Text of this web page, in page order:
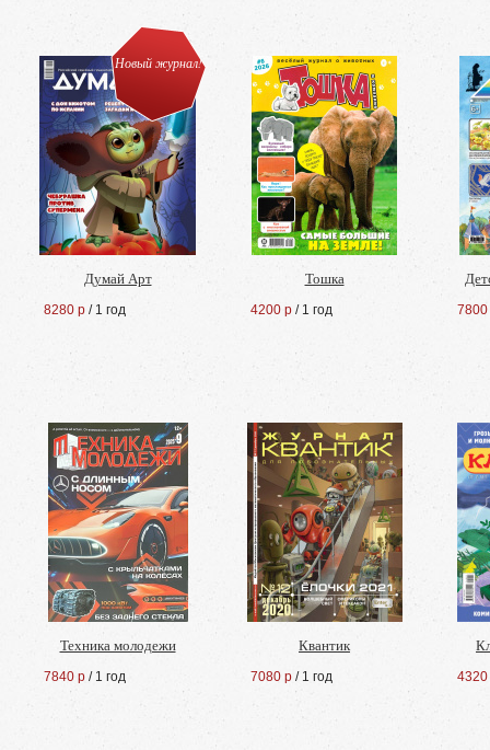
Новый журнал!
Думай Арт
8280 р / 1 год
Тошка
4200 р / 1 год 7800
Техника молодежи
7840 р / 1 год
Квантик
7080 р / 1 год 4320